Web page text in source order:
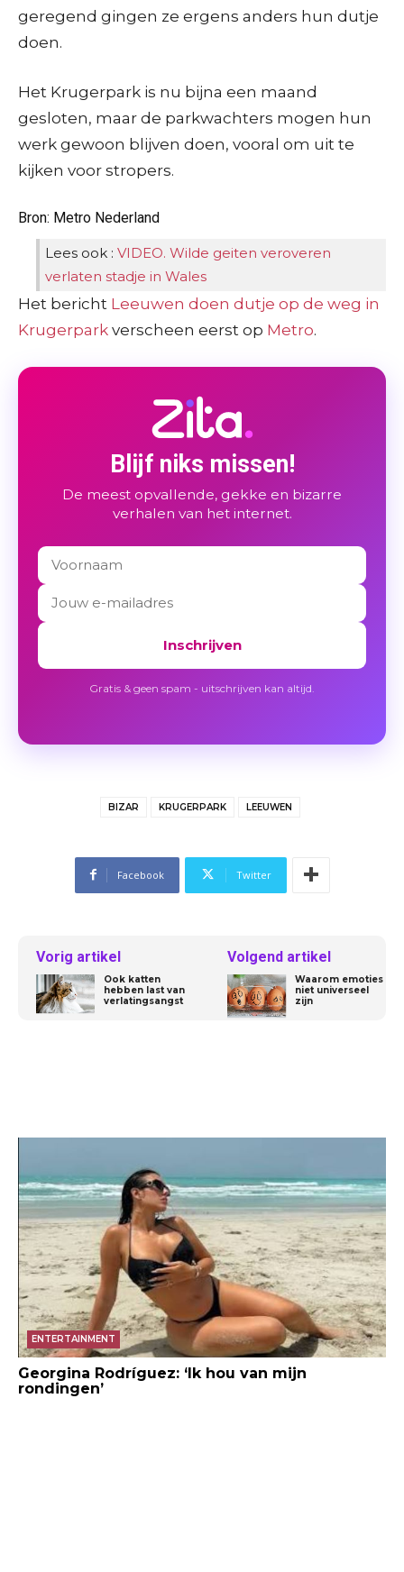
geregend gingen ze ergens anders hun dutje
doen.
Het Krugerpark is nu bijna een maand
gesloten, maar de parkwachters mogen hun
werk gewoon blijven doen, vooral om uit te
kijken voor stropers.
Bron: Metro Nederland
Lees ook : VIDEO. Wilde geiten veroveren
verlaten stadje in Wales
Het bericht Leeuwen doen dutje op de weg in
Krugerpark verscheen eerst op Metro.
Blijf niks missen!
De meest opvallende, gekke en bizarre
verhalen van het internet.
Inschrijven
Gratis & geen spam - uitschrijven kan altijd.
BIZAR KRUGERPARK LEEUWEN
Facebook Twitter
Vorig artikel
Ook katten
hebben last van
verlatingsangst
Volgend artikel
Waarom emoties
niet universeel
zijn
ENTERTAINMENT
Georgina Rodríguez: ‘Ik hou van mijn
rondingen’